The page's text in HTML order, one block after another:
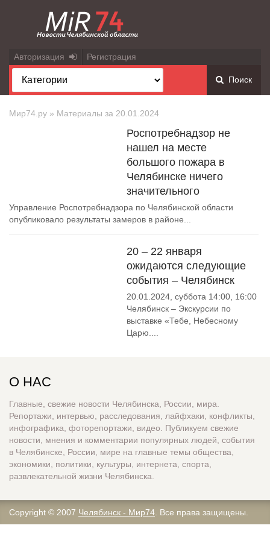
Авторизация Регистрация
Поиск
Мир74.ру » Материалы за 20.01.2024
Роспотребнадзор не
нашел на месте
большого пожара в
Челябинске ничего
значительного
Управление Роспотребнадзора по Челябинской области
опубликовало результаты замеров в районе...
20 – 22 января
ожидаются следующие
события – Челябинск
20.01.2024, суббота 14:00, 16:00
Челябинск – Экскурсии по
выставке «Тебе, Небесному
Царю....
О НАС
Главные, свежие новости Челябинска, России, мира.
Репортажи, интервью, расследования, лайфхаки, конфликты,
инфографика, фоторепортажи, видео. Публикуем свежие
новости, мнения и комментарии популярных людей, события
в Челябинске, России, мире на главные темы общества,
экономики, политики, культуры, интернета, спорта,
развлекательной жизни Челябинска.
Copyright © 2007 Челябинск - Мир74 . Все права защищены.